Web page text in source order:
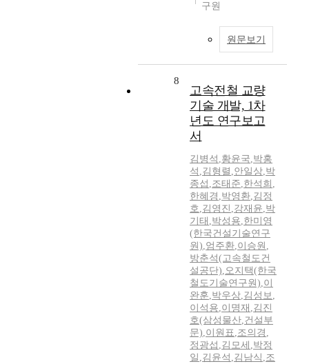
구원
원문보기
8
고속전철 교량
기술 개발, 1차
년도 연구보고
서
김병석 ,황윤국,박홍
석 ,김형렬 ,안일상,박
종섭 ,조태준,한석희 ,
한혜경 ,박영환,김정
호,김영진 ,강재윤,박
기태 ,박성용,한미영
(한국건설기술연구
원),엄주환,이승원 ,
방춘석(고속철도건
설공단),오지택(한국
철도기술연구원),이
완훈,박우상,김성보,
이석용,이명재 ,김진
호(삼성물산,건설부
문),이원표,조의경 ,
정광섭 ,김모세 ,박정
일 ,김윤석 ,김남식 ,조